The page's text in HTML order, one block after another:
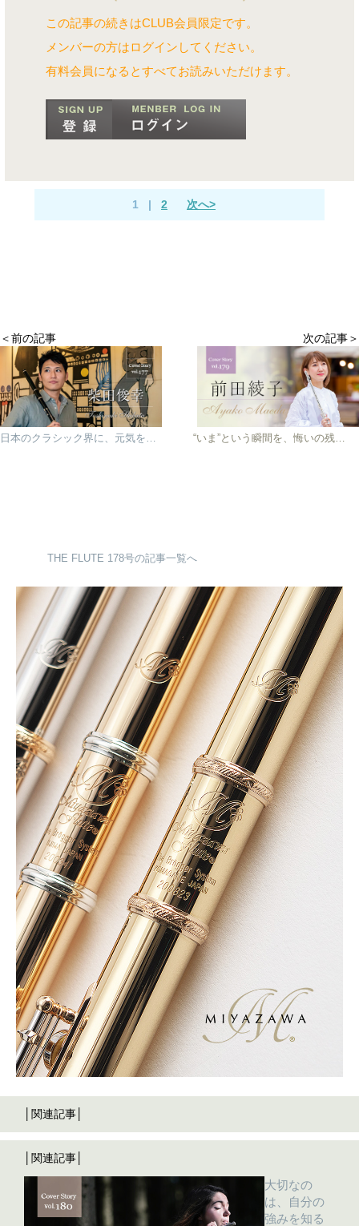
この記事の続きはCLUB会員限定です。
メンバーの方はログインしてください。
有料会員になるとすべてお読みいただけます。
1| 2 次へ>
＜前の記事
日本のクラシック界に、元気をデリバリー 柴田俊幸
次の記事＞
“いま”という瞬間を、悔いの残らない音楽に
THE FLUTE 178号の記事一覧へ
│関連記事│
│関連記事│
大切なの
は、自分の
強みを知る